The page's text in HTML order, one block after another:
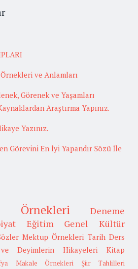
ve Anlamları
Görenek ve Yaşamları
Araştırma Yapınız.
Yazınız.
Görevini En İyi Yapandır Sözü İle
Örnekleri
Deneme
Eğitim Genel Kültür
Mektup Örnekleri Tarih Ders
Deyimlerin Hikayeleri
Kitap
Makale Örnekleri Şiir Tahlilleri